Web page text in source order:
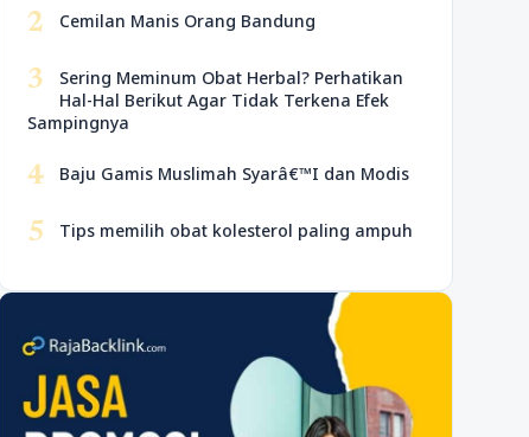
2 Cemilan Manis Orang Bandung
3
Sering Meminum Obat Herbal? Perhatikan
Hal-Hal Berikut Agar Tidak Terkena Efek
Sampingnya
4 Baju Gamis Muslimah Syarâ€™I dan Modis
5 Tips memilih obat kolesterol paling ampuh